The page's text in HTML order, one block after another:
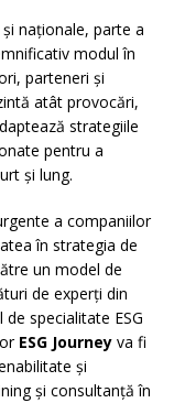
naționale, parte a
modul în
parteneri și
atât provocări,
strategiile
pentru a
și lung.
a companiilor
în strategia de
un model de
de experți din
specialitate ESG
ESG Journey va fi
și
și consultanță în